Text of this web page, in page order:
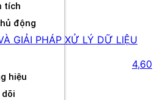
tích
động
hiệu
dõi
GIẢI PHÁP XỬ LÝ DỮ LIỆU
4,60